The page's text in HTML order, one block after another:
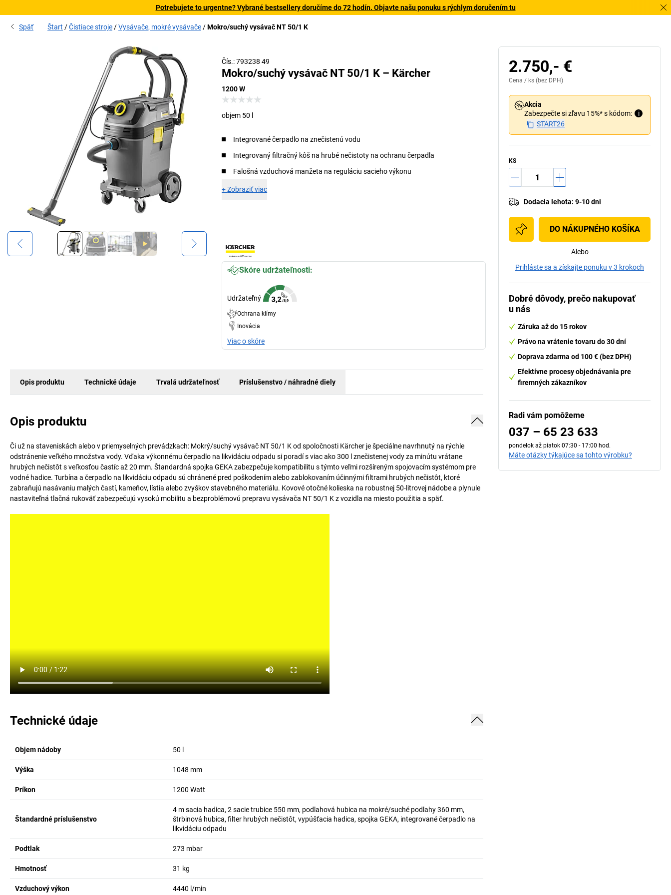
Potrebujete to urgentne? Vybrané bestsellery doručíme do 72 hodín. Objavte našu ponuku s rýchlym doručením tu
Späť Štart Čistiace stroje Vysávače, mokré vysávače Mokro/suchý vysávač NT 50/1 K
Čís.: 793238 49
Mokro/suchý vysávač NT 50/1 K – Kärcher
1200 W
objem 50 l
Integrované čerpadlo na znečistenú vodu
Integrovaný filtračný kôš na hrubé nečistoty na ochranu čerpadla
Falošná vzduchová manžeta na reguláciu sacieho výkonu
+Zobraziť viac
Skóre udržateľnosti:
Udržateľný
Ochrana klímy
Inovácia
Viac o skóre
Opis produktu Technické údaje Trvalá udržateľnosť Príslušenstvo / náhradné diely
Opis produktu
Či už na staveniskách alebo v priemyselných prevádzkach: Mokrý/suchý vysávač NT 50/1 K od spoločnosti Kärcher je špeciálne navrhnutý na rýchle
odstránenie veľkého množstva vody. Vďaka výkonnému čerpadlo na likvidáciu odpadu si poradí s viac ako 300 l znečistenej vody za minútu vrátane
hrubých nečistôt s veľkosťou častíc až 20 mm. Štandardná spojka GEKA zabezpečuje kompatibilitu s týmto veľmi rozšíreným spojovacím systémom pre
vodné hadice. Turbína a čerpadlo na likvidáciu odpadu sú chránené pred poškodením alebo zablokovaním účinnými filtrami hrubých nečistôt, ktoré
zabraňujú nasávaniu malých častí, kameňov, lístia alebo zvyškov stavebného materiálu. Kovové otočné kolieska na robustnej 50-litrovej nádobe a plynule
nastaviteľná tlačná rukoväť zabezpečujú vysokú mobilitu a bezproblémovú prepravu vysávača NT 50/1 K z vozidla na miesto použitia a späť.
Technické údaje
Objem nádoby 50
Výška 1048 mm
Príkon 1200 Watt
Štandardné príslušenstvo
4 m sacia hadica, 2 sacie trubice 550 mm, podlahová hubica na mokré/suché podlahy 360 mm,
štrbinová hubica, filter hrubých nečistôt, vypúšťacia hadica, spojka GEKA, integrované čerpadlo na
likvidáciu odpadu
Podtlak 273 mbar
Hmotnosť 31 kg
Vzduchový výkon 4440 l/min
2.750,- €
Cena / ks (bez DPH)
Akcia
Zabezpečte si zľavu 15%* s kódom:
i
START26
KS
Dodacia lehota: 9-10 dni
DO NÁKUPNÉHO KOŠÍKA
Alebo
Prihláste sa a získajte ponuku v 3 krokoch
Dobré dôvody, prečo nakupovať
u nás
Záruka až do 15 rokov
Právo na vrátenie tovaru do 30 dní
Doprava zdarma od 100 € (bez DPH)
Efektívne procesy objednávania pre
firemných zákazníkov
Radi vám pomôžeme
037 – 65 23 633
pondelok až piatok 07:30 - 17:00 hod.
Máte otázky týkajúce sa tohto výrobku?